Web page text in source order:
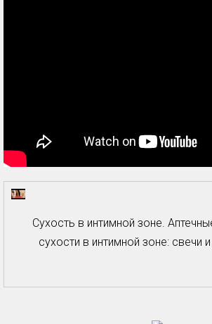
Сухость в интимной зоне.
сухости в интимной зоне: свечи